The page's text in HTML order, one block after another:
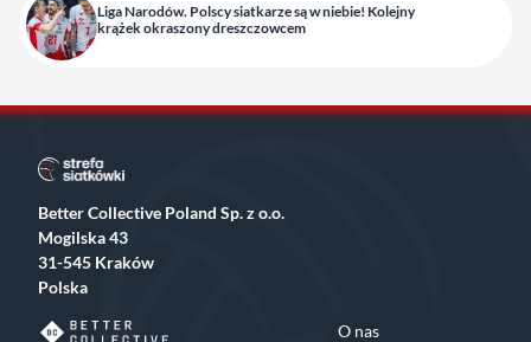
Liga Narodów. Polscy siatkarze są w niebie! Kolejny
krążek okraszony dreszczowcem
Better Collective Poland Sp. z o.o.
Mogilska 43
31-545 Kraków
Polska
O nas